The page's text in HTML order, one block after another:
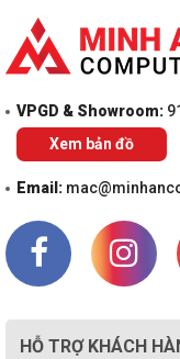
VPGD & Showroom:
Xem bản đồ
Email:
HỖ TRỢ KHÁCH